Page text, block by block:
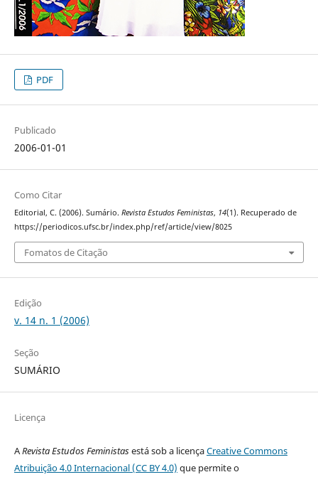
PDF
Publicado
2006-01-01
Como Citar
Editorial, C. (2006). Sumário. Revista Estudos Feministas, 14(1). Recuperado de
https://periodicos.ufsc.br/index.php/ref/article/view/8025
Fomatos de Citação
Edição
v. 14 n. 1 (2006)
Seção
SUMÁRIO
Licença
ARevista Estudos Feministasestá sob a licençaCreative Commons
Atribuição 4.0 Internacional (CC BY 4.0) que permite o